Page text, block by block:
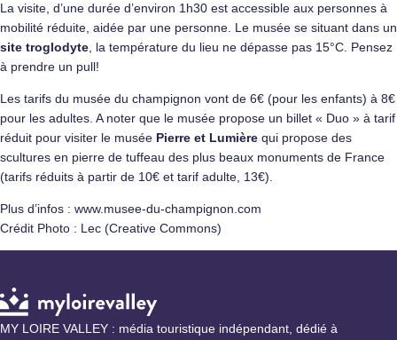
La visite, d’une durée d’environ 1h30 est accessible aux personnes à
mobilité réduite, aidée par une personne. Le musée se situant dans un
site troglodyte , la température du lieu ne dépasse pas 15°C. Pensez
à prendre un pull!
Les tarifs du musée du champignon vont de 6€ (pour les enfants) à 8€
pour les adultes. A noter que le musée propose un billet « Duo » à tarif
réduit pour visiter le musée Pierre et Lumière qui propose des
scultures en pierre de tuffeau des plus beaux monuments de France
(tarifs réduits à partir de 10€ et tarif adulte, 13€).
Plus d’infos : www.musee-du-champignon.com
Crédit Photo : Lec (Creative Commons)
MY LOIRE VALLEY : média touristique indépendant, dédié à